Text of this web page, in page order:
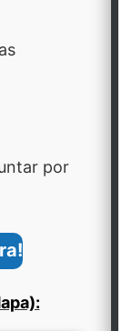
por